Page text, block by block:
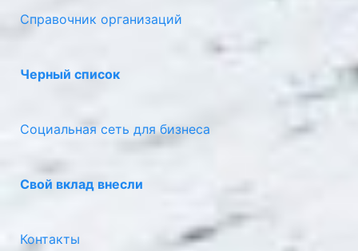
Справочник организаций
Черный список
Социальная сеть для бизнеса
Свой вклад внесли
Контакты